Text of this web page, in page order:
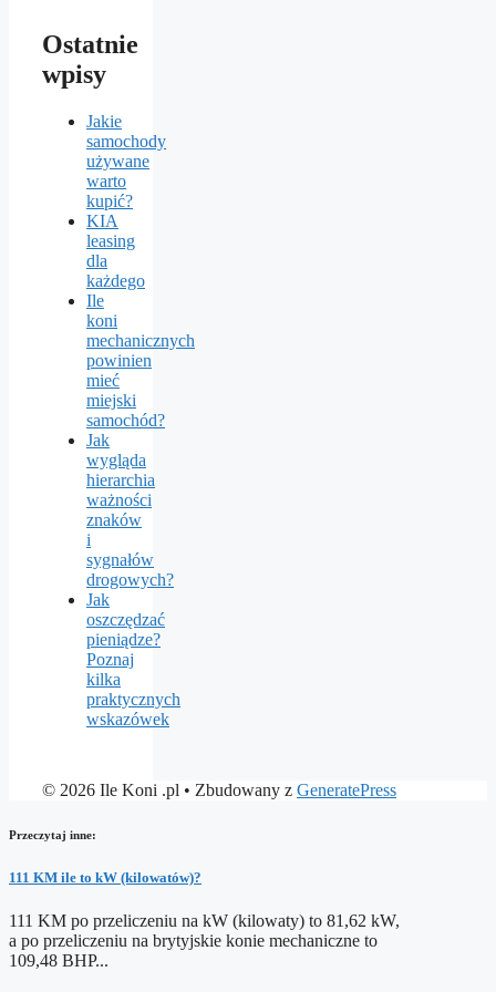
Ostatnie
wpisy
Jakie
samochody
używane
warto
kupić?
KIA
leasing
dla
każdego
Ile
koni
mechanicznych
powinien
mieć
miejski
samochód?
Jak
wygląda
hierarchia
ważności
znaków
i
sygnałów
drogowych?
Jak
oszczędzać
pieniądze?
Poznaj
kilka
praktycznych
wskazówek
© 2026 Ile Koni .pl • Zbudowany z GeneratePress
Przeczytaj inne:
111 KM ile to kW (kilowatów)?
111 KM po przeliczeniu na kW (kilowaty) to 81,62 kW,
a po przeliczeniu na brytyjskie konie mechaniczne to
109,48 BHP...